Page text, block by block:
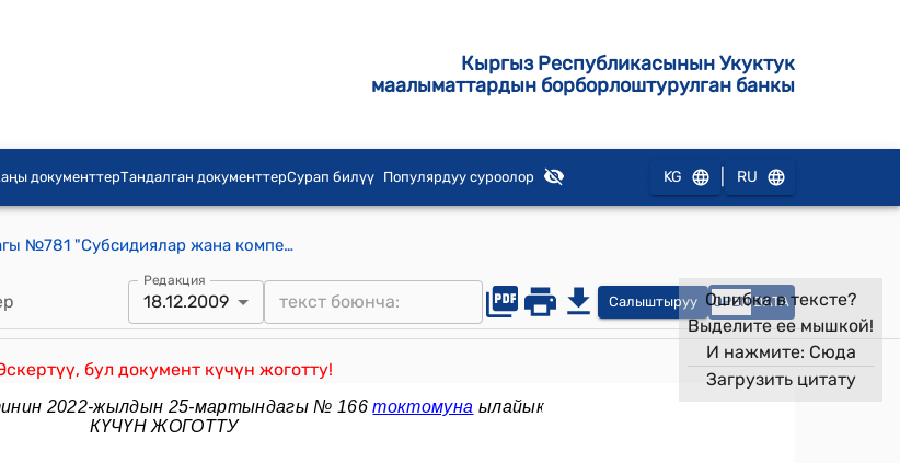
Кыргыз Республикасынын Укуктук
маалыматтардын борборлоштурулган банкы
документтерТандалган документтерСурап билүү Популярдуу суроолор KG RU
КР Өкмөтүнүн 2009-жылдын 18-декабрындагы №781 "Субсидиялар жана компенсациялык чаралар жөнүндө" Кыргыз Республикасынын Мыйзамына өзгөртүүлөрдү киргизүү тууралуу" Кыргыз Республикасынын Мыйзамынын долбоору жөнүндө" токтому
Редакция
18.12.2009 Салыштыруу OPEN DATA
бул документ күчүн жоготту!
Ошибка в тексте?
Выделите ее мышкой!
И нажмите: Сюда
Загрузить цитату